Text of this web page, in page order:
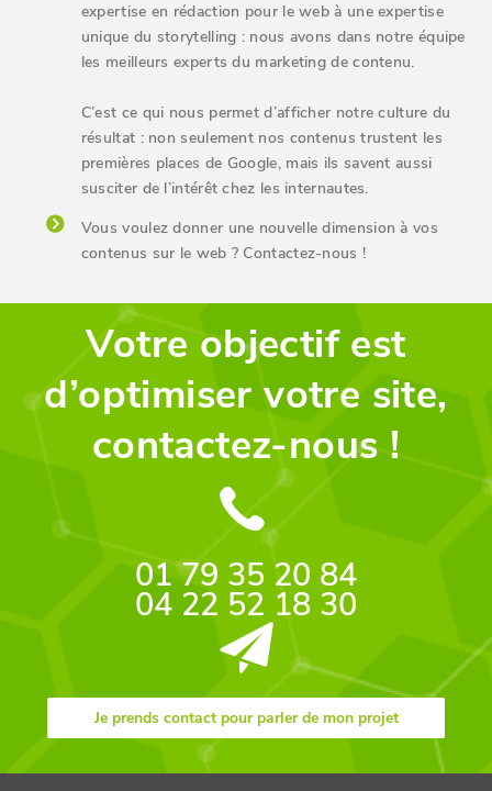
expertise en rédaction pour le web à une expertise
unique du storytelling : nous avons dans notre équipe
les meilleurs experts du marketing de contenu.
C’est ce qui nous permet d’afficher notre culture du
résultat : non seulement nos contenus trustent les
premières places de Google, mais ils savent aussi
susciter de l’intérêt chez les internautes.
Vous voulez donner une nouvelle dimension à vos
contenus sur le web ? Contactez-nous !
Votre objectif est
d’optimiser votre site,
contactez-nous !
01 79 35 20 84
04 22 52 18 30
Je prends contact pour parler de mon projet